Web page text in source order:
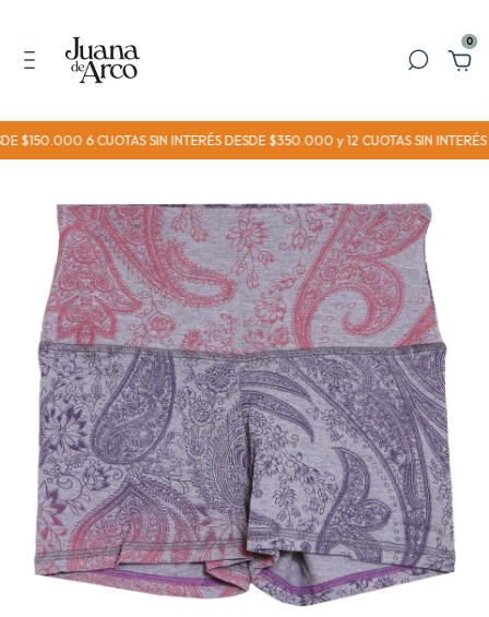
0
$150.000 6 CUOTAS SIN INTERÉS DESDE $350.000 y 12 CUOTAS SIN